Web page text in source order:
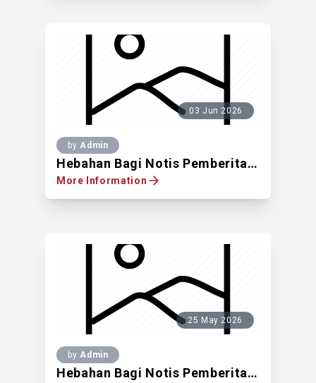
03 Jun 2026
by Admin
Hebahan Bagi Notis Pemberitahuan Untuk Mendapatkan Pandangan Pemilik Tanah Berdaftar Di Atas Lot 15656, No. 1461, Jalan Jiran 8, Taman Gembira, Mukim Petaling, Wilayah Persekutuan Kuala Lumpur
More Information
25 May 2026
by Admin
Hebahan Bagi Notis Pemberitahuan Untuk Mendapatkan Pandangan Pemilik Tanah Berdaftar Di Atas Lot 7752, No.102, Jalan Sepakat 4, Taman United, Off Jalan Klang Lama, Mukim Petaling, WPKL